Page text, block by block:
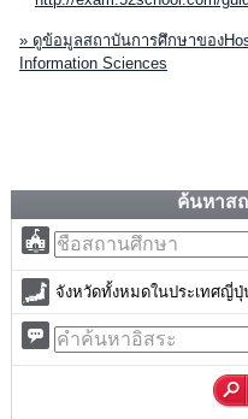
» ดูข้อมูลสถาบันการศึกษาของ
Information Sciences
ค้นหาส
จังหวัดทั้งหมดในประเทศญี่ปุ่